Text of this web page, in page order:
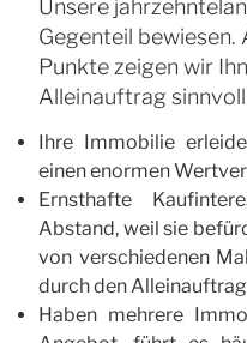
Unsere
Gegenteil
Punkte zeigen wir
Alleinauftrag
Ihre Immobilie
einen enormen
Ernsthafte
Abstand, weil sie
von verschiedenen
durch den
Haben mehrere